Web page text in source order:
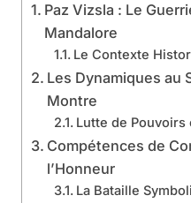
Paz Vizsla : Le
Mandalore
Le Contexte
Les Dynamiques au
Montre
Lutte de Pouvoirs
Compétences de
l’Honneur
La Bataille